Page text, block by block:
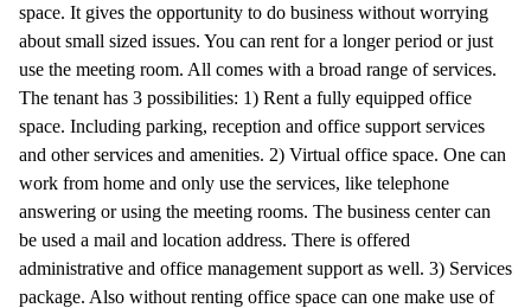
Haarlem
Kantoor
Huren
in
Hengelo
Bedrijfsruimte
Huren in
Nijmegen
space. It gives the opportunity to do business without worrying
about small sized issues. You can rent for a longer period or just
use the meeting room. All comes with a broad range of services.
The tenant has 3 possibilities: 1) Rent a fully equipped office
space. Including parking, reception and office support services
and other services and amenities. 2) Virtual office space. One can
work from home and only use the services, like telephone
answering or using the meeting rooms. The business center can
be used a mail and location address. There is offered
administrative and office management support as well. 3) Services
package. Also without renting office space can one make use of